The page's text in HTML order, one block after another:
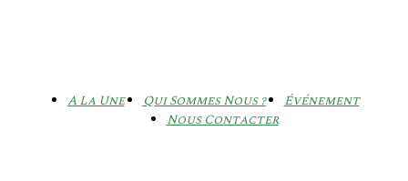
A La Une Qui Sommes Nous ?
Événement
Nous Contacter